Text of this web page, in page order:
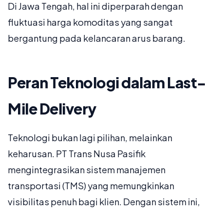
Di Jawa Tengah, hal ini diperparah dengan
fluktuasi harga komoditas yang sangat
bergantung pada kelancaran arus barang.
Peran Teknologi dalam Last-
Mile Delivery
Teknologi bukan lagi pilihan, melainkan
keharusan. PT Trans Nusa Pasifik
mengintegrasikan sistem manajemen
transportasi (TMS) yang memungkinkan
visibilitas penuh bagi klien. Dengan sistem ini,